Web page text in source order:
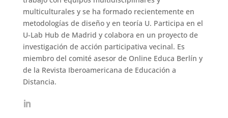
multiculturales y se ha formado recientemente en
metodologías de diseño y en teoría U. Participa en el
U-Lab Hub de Madrid y colabora en un proyecto de
investigación de acción participativa vecinal. Es
miembro del comité asesor de Online Educa Berlín y
de la Revista Iberoamericana de Educación a
Distancia.